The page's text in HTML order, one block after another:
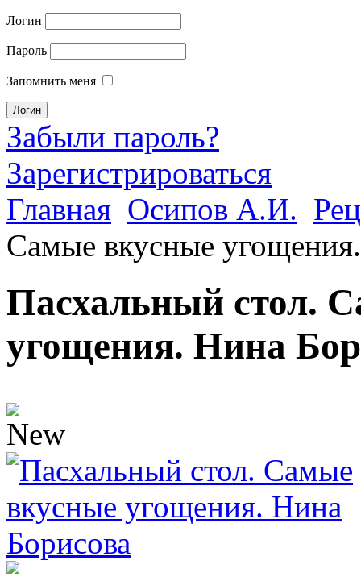
Логин
Пароль
Запомнить меня
Забыли пароль?
Зарегистрироваться
Главная Осипов А.И.
Самые вкусные
Пасхальный стол.
угощения. Нина